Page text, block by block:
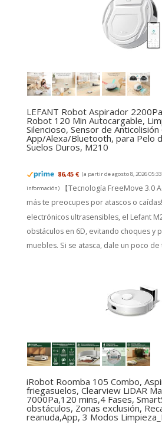
LEFANT Robot Aspirador
Robot 120 Min Autocargable,
Silencioso, Sensor de Anticolisión
App/Alexa/Bluetooth, para Pelo
Suelos Duros, M210
86,45 € (a partir de agosto 8, 2026 05:33
información)
【Tecnología FreeMove 3.0
más te preocupes por atascos o
electrónicos ultrasensibles, el Lefant
obstáculos en 6D, evitando choques y
muebles. Si se atasca, dale un poco de
iRobot Roomba 105 Combo,
friegasuelos, Clearview LiDAR
7000Pa,120 mins,4 Fases,
obstáculos, Zonas exclusión,
reanuda,App, 3 Modos